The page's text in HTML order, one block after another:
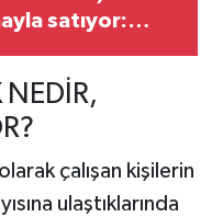
satıyor:
NEDİR,
çalışan kişilerin
ulaştıklarında